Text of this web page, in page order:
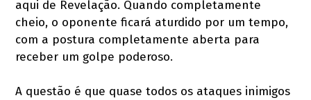
aqui de Revelação. Quando completamente
cheio, o oponente ficará aturdido por um tempo,
com a postura completamente aberta para
receber um golpe poderoso.
A questão é que quase todos os ataques inimigos